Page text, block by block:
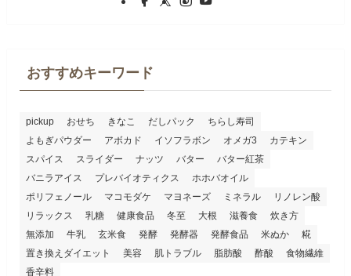
おすすめキーワード
pickup おせち きなこ だしパック
ちらし寿司
よもぎパウダー
アボカド イソフラボン オメガ3
カテキン
スパイス
スライダー ナッツ バター
バター紅茶
バニラアイス
プレバイオティクス
ホホバオイル
ポリフェノール
マコモダケ マヨネーズ ミネラル
リノレン酸
リラックス
乳糖 健康食品 冬至 大根 滋養食
炊き方
無添加
牛乳 玄米食 発酵 発酵器 発酵食品 米ぬか
糀
置き換えダイエット
美容 肌トラブル 脂肪酸 酢酸
食物繊維
香辛料